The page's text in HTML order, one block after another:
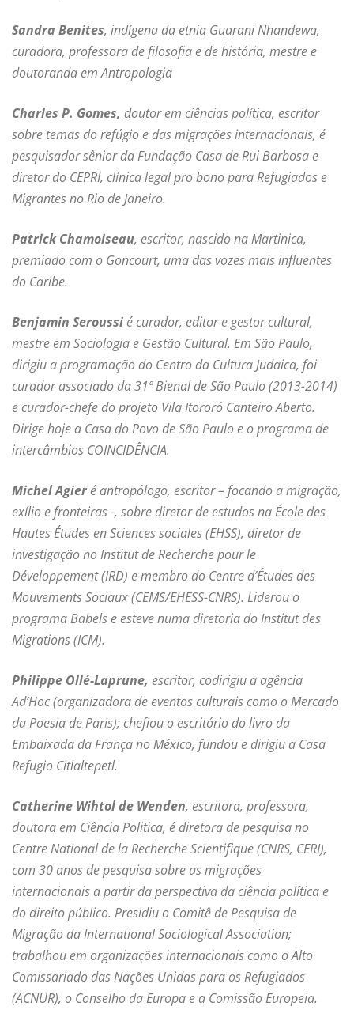
Sandra Benites, indígena da etnia Guarani Nhandewa,
curadora, professora de filosofia e de história, mestre e
doutoranda em Antropologia
Charles P. Gomes, doutor em ciências política, escritor
sobre temas do refúgio e das migrações internacionais, é
pesquisador sênior da Fundação Casa de Rui Barbosa e
diretor do CEPRI, clínica legal pro bono para Refugiados e
Migrantes no Rio de Janeiro.
Patrick Chamoiseau, escritor, nascido na Martinica,
premiado com o Goncourt, uma das vozes mais influentes
do Caribe.
Benjamin Seroussié curador, editor e gestor cultural,
mestre em Sociologia e Gestão Cultural. Em São Paulo,
dirigiu a programação do Centro da Cultura Judaica, foi
curador associado da 31ª Bienal de São Paulo (2013-2014)
e curador-chefe do projeto Vila Itororó Canteiro Aberto.
Dirige hoje a Casa do Povo de São Paulo e o programa de
intercâmbios COINCIDÊNCIA.
Michel Agieré antropólogo, escritor – focando a migração,
exílio e fronteiras -, sobre diretor de estudos na École des
Hautes Études en Sciences sociales (EHSS), diretor de
investigação no Institut de Recherche pour le
Développement (IRD) e membro do Centre d’Études des
Mouvements Sociaux (CEMS/EHESS-CNRS). Liderou o
programa Babels e esteve numa diretoria do Institut des
Migrations (ICM).
Philippe Ollé-Laprune, escritor, codirigiu a agência
Ad’Hoc (organizadora de eventos culturais como o Mercado
da Poesia de Paris); chefiou o escritório do livro da
Embaixada da França no México, fundou e dirigiu a Casa
Refugio Citlaltepetl.
Catherine Wihtol de Wenden, escritora, professora,
doutora em Ciência Politica, é diretora de pesquisa no
Centre National de la Recherche Scientifique (CNRS, CERI),
com 30 anos de pesquisa sobre as migrações
internacionais a partir da perspectiva da ciência política e
do direito público. Presidiu o Comitê de Pesquisa de
Migração da International Sociological Association;
trabalhou em organizações internacionais como o Alto
Comissariado das Nações Unidas para os Refugiados
(ACNUR), o Conselho da Europa e a Comissão Europeia.